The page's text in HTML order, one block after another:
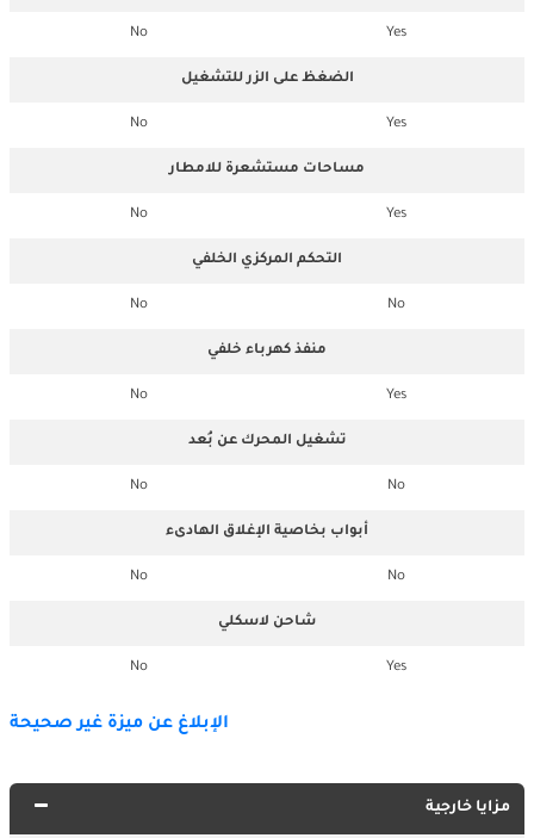
Yes
No
الضغظ على الزر للتشغيل
Yes
No
مساحات مستشعرة للامطار
Yes
No
التحكم المركزي الخلفي
No
No
منفذ كهرباء خلفي
Yes
No
تشغيل المحرك عن بُعد
No
No
أبواب بخاصية الإغلاق الهادىء
No
No
شاحن لاسكلي
Yes
No
الإبلاغ عن ميزة غير صحيحة
مزايا خارجية